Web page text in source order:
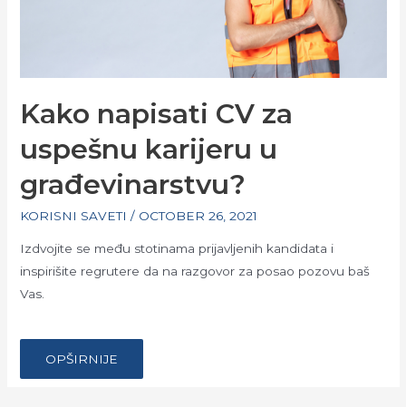
Kako napisati CV za
uspešnu karijeru u
građevinarstvu?
KORISNI SAVETI / OCTOBER 26, 2021
Izdvojite se među stotinama prijavljenih kandidata i
inspirišite regrutere da na razgovor za posao pozovu baš
Vas.
…
KAKO
NAPISATI
CV
OPŠIRNIJE